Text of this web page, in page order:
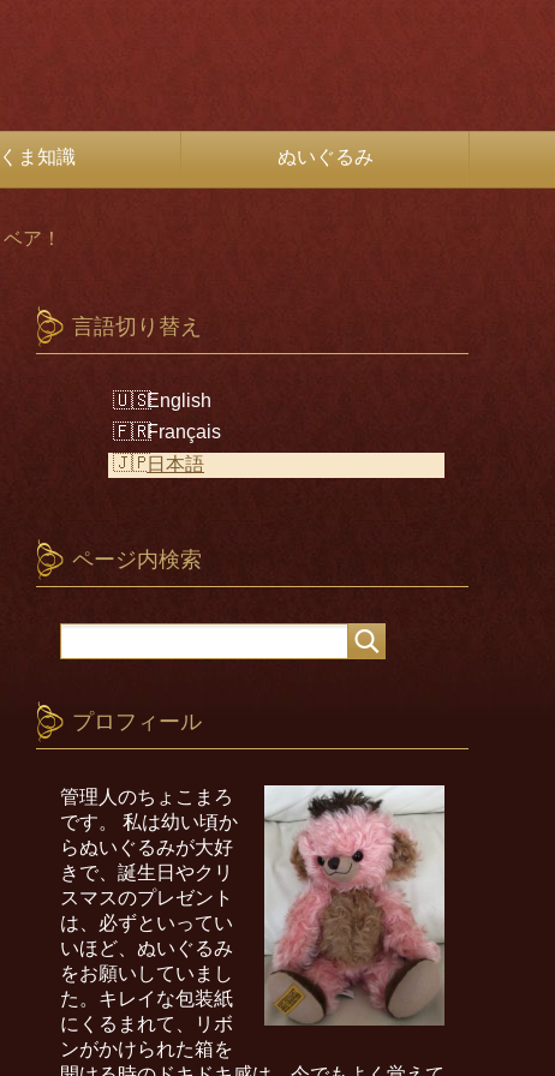
くま知識 ぬいぐるみ
ア！
言語切り替え
English
Français
日本語
ページ内検索
プロフィール
管理人のちょこまろ
です。 私は幼い頃か
らぬいぐるみが大好
きで、誕生日やクリ
スマスのプレゼント
は、必ずといってい
いほど、ぬいぐるみ
をお願いしていまし
た。キレイな包装紙
にくるまれて、リボ
ンがかけられた箱を